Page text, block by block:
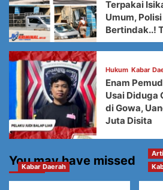
Terpakai
Umum,
Bertindak..!
Hukum Kabar
Enam
Usai Diduga
di Gowa,
Juta Disita
You may have missed
Kabar Daerah